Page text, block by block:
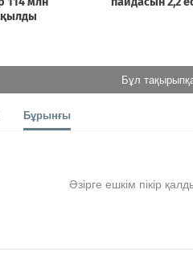
Бұл
Бұрынғы
Әзірге ешкім пікір